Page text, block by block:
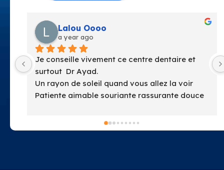
Lalou Oooo
a year ago
vivement ce centre dentaire et
Dr Ayad.
de soleil quand vous allez la voir
aimable souriante rassurante douce
Dr Ayad vous êtes au top
Facile
lumineux